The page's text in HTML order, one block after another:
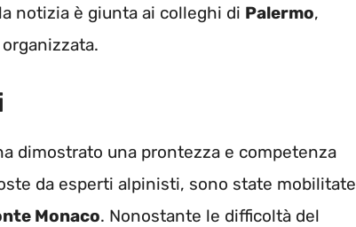
notizia è giunta ai colleghi di Palermo,
dimostrato una prontezza e competenza
da esperti alpinisti, sono state mobilitate
Monaco. Nonostante le difficoltà del